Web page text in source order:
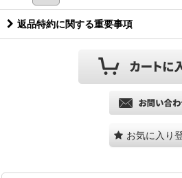
返品特約に関する重要事項
お気に入り